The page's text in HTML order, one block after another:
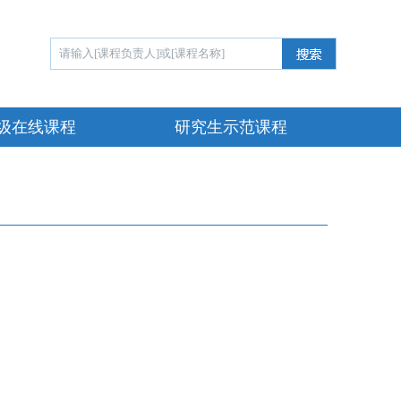
在线课程 研究生示范课程